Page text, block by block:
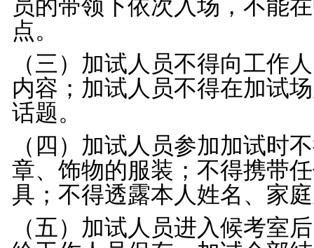
员的带领下依次入场，不能
点。
（三）加试人员不得向工作
内容；加试人员不得在加试
话题。
（四）加试人员参加加试时
章、饰物的服装；不得携带
具；不得透露本人姓名、家
（五）加试人员进入候考室